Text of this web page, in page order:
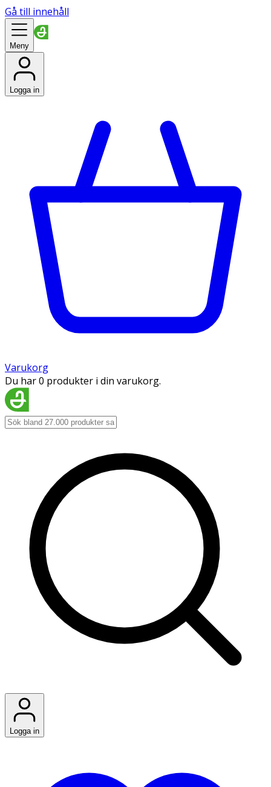
Gå till innehåll
Meny
Logga in
Varukorg
Du har 0 produkter i din varukorg.
Logga in